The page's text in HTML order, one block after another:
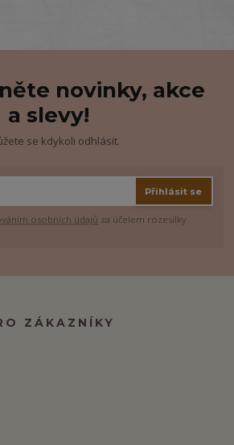
novinky, akce
a slevy!
se kdykoli odhlásit.
Přihlásit se
osobních údajů za účelem rozesílky
ZÁKAZNÍKY